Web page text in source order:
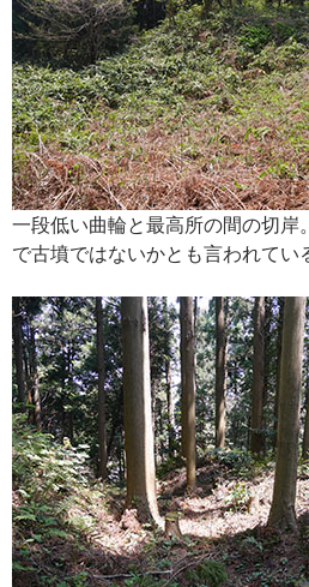
一段低い曲輪と最高所の間の切岸
で古墳ではないかとも言われてい